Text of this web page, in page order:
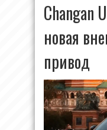
Changan
новая
привод